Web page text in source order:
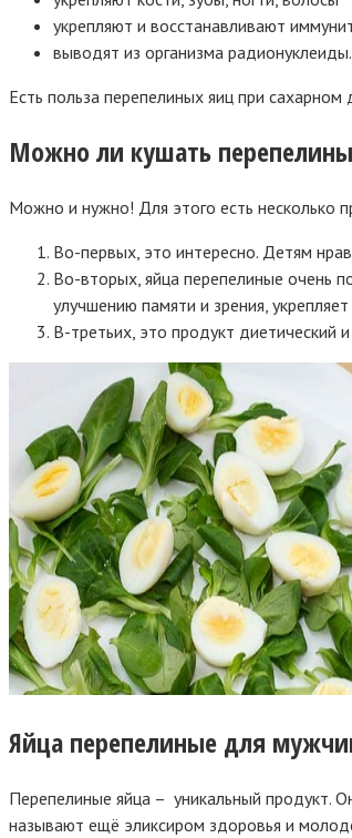
укрепляют и восстанавливают
выводят из организма радионуклеиды.
Есть польза перепелиных яиц при
Можно ли кушать
Можно и нужно! Для этого есть несколько
Во-первых, это интересно. Детям
Во-вторых, яйца перепелиные очень
улучшению памяти и зрения,
В-третьих, это продукт диетический
Яйца перепелиные для
Перепелиные яйца – уникальный продукт.
называют ещё эликсиром здоровья и